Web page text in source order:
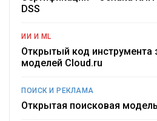
DSS
ИИ И ML
Открытый код
моделей Cloud.ru
ПОИСК И РЕКЛАМА
Открытая поисковая